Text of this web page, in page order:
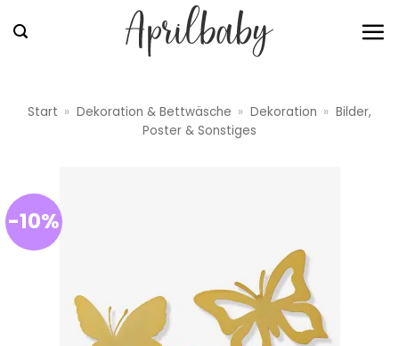
Inhalt
Start » Dekoration & Bettwäsche » Dekoration » Bilder,
Poster & Sonstiges
-10%